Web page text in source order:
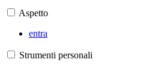
Aspetto
entra
Strumenti personali